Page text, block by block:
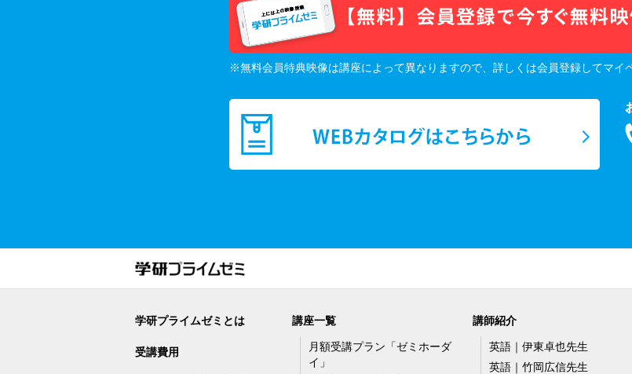
※無料会員特典映像は講座によって異なりますので、詳しくは会員登録してマイ
学研プライムゼミとは
受講費用
講座一覧
月額受講プラン「ゼミホーダ
イ」
講師紹介
英語｜伊東卓也先生
英語｜竹岡広信先生